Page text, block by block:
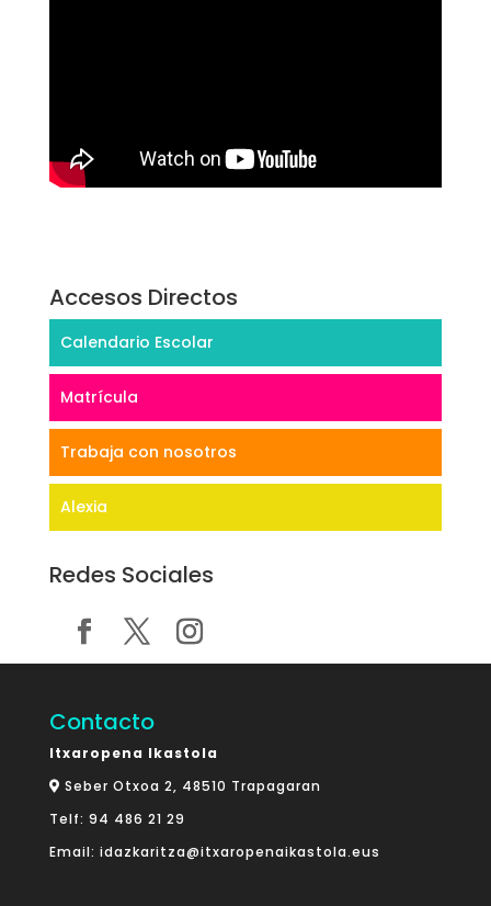
Accesos Directos
Calendario Escolar
Matrícula
Trabaja con nosotros
Alexia
Redes Sociales
Contacto
Itxaropena Ikastola
Seber Otxoa 2, 48510 Trapagaran
Telf: 94 486 21 29
Email: idazkaritza@itxaropenaikastola.eus